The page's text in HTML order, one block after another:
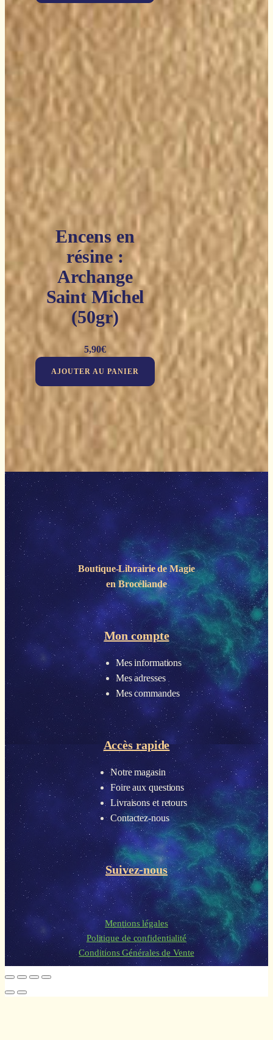
Encens en
résine :
Archange
Saint Michel
(50gr)
5,90€
AJOUTER AU PANIER
Boutique-Librairie deMagie
en Brocéliande
Mon compte
Mes informations
Mes adresses
Mes commandes
Accès rapide
Notre magasin
Foire aux questions
Livraisons et retours
Contactez-nous
Suivez-nous
Mentions légales
Politique de confidentialité
Conditions Générales de Vente